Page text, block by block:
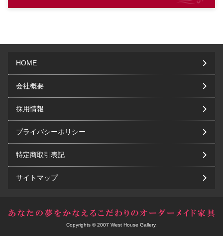
HOME
会社概要
採用情報
プライバシーポリシー
特定商取引表記
サイトマップ
Copyrights © 2007 West House Gallery.